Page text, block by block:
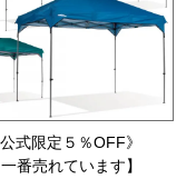
公式限定５％OFF》
一番売れています】